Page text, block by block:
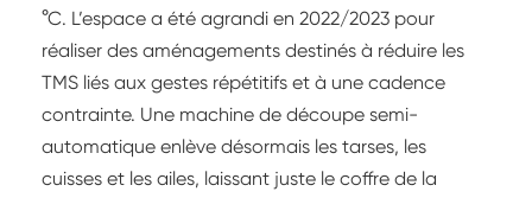
°C. L’espace a été agrandi en 2022/2023 pour
réaliser des aménagements destinés à réduire les
TMS liés aux gestes répétitifs et à une cadence
contrainte. Une machine de découpe semi-
automatique enlève désormais les tarses, les
cuisses et les ailes, laissant juste le coffre de la